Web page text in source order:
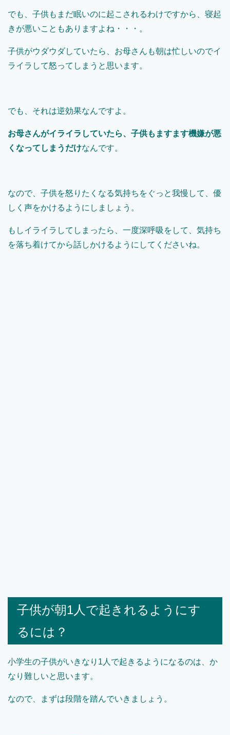
でも、子供もまだ眠いのに起こされるわけですから、寝起
きが悪いこともありますよね・・・。
子供がウダウダしていたら、お母さんも朝は忙しいのでイ
ライラして怒ってしまうと思います。
でも、それは逆効果なんですよ。
お母さんがイライラしていたら、子供もますます機嫌が悪
くなってしまうだけなんです。
なので、子供を怒りたくなる気持ちをぐっと我慢して、優
しく声をかけるようにしましょう。
もしイライラしてしまったら、一度深呼吸をして、気持ち
を落ち着けてから話しかけるようにしてくださいね。
子供が朝1人で起きれるようにす
るには？
小学生の子供がいきなり1人で起きるようになるのは、か
なり難しいと思います。
なので、まずは段階を踏んでいきましょう。